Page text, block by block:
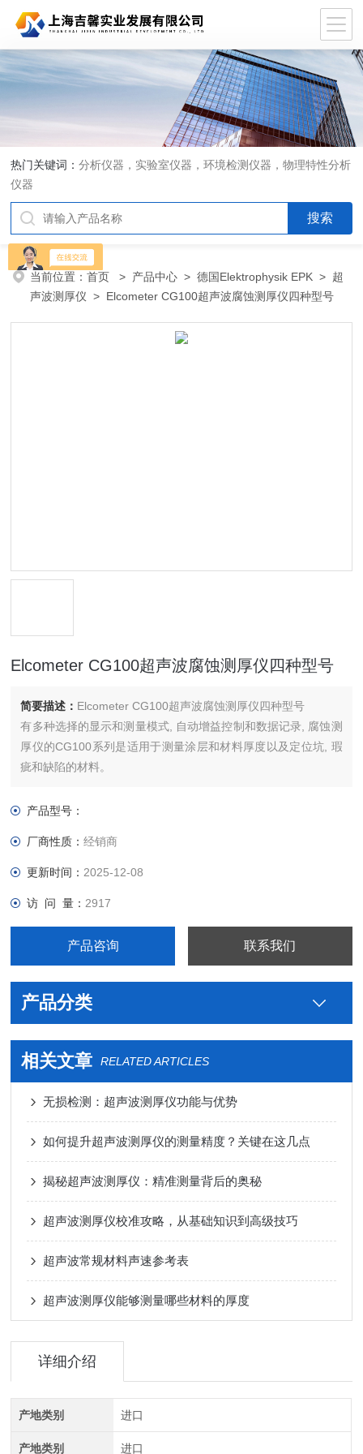
热门关键词：分析仪器，实验室仪器，环境检测仪器，物理特性分析
仪器
当前位置：首页 > 产品中心 >德国Elektrophysik EPK > 超
声波测厚仪 > Elcometer CG100超声波腐蚀测厚仪四种型号
Elcometer CG100超声波腐蚀测厚仪四种型号
简要描述： Elcometer CG100超声波腐蚀测厚仪四种型号
有多种选择的显示和测量模式, 自动增益控制和数据记录, 腐蚀测
厚仪的CG100系列是适用于测量涂层和材料厚度以及定位坑, 瑕
疵和缺陷的材料。
产品型号：
厂商性质：经销商
更新时间： 2025-12-08
访 问 量： 2917
产品咨询 联系我们
产品分类
相关文章 RELATED ARTICLES
无损检测：超声波测厚仪功能与优势
如何提升超声波测厚仪的测量精度？关键在这几点
揭秘超声波测厚仪：精准测量背后的奥秘
超声波测厚仪校准攻略，从基础知识到高级技巧
超声波常规材料声速参考表
超声波测厚仪能够测量哪些材料的厚度
详细介绍
产地类别 进口
产地类别 进口